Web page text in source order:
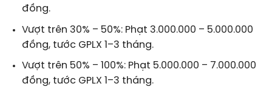
đồng.
Vượt trên 30% – 50%: Phạt 3.000.000 – 5.000.000
đồng, tước GPLX 1–3 tháng.
Vượt trên 50% – 100%: Phạt 5.000.000 – 7.000.000
đồng, tước GPLX 1–3 tháng.